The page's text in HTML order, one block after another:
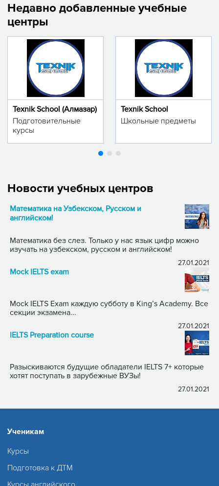
Недавно добавленные учебные
центры
Texnik School (Алмазар)
Подготовительные
курсы
Texnik School
Школьные предметы
Новости учебных центров
Математика на Узбекском, Русском и
английском!
Математика без слез. Только у нас язык цифр можно
изучать на узбекском, русском и английском!
27.01.2021
Mock IELTS exam
Mock IELTS Exam каждую субботу в King’s Academy. Все
секции экзамена...
27.01.2021
IELTS Preparation course
Разыскиваются будущие обладатели IELTS 7+ которые
хотят поступать в зарубежные ВУЗы!
27.01.2021
Ученикам
Курсы
Подготовка к ДТМ